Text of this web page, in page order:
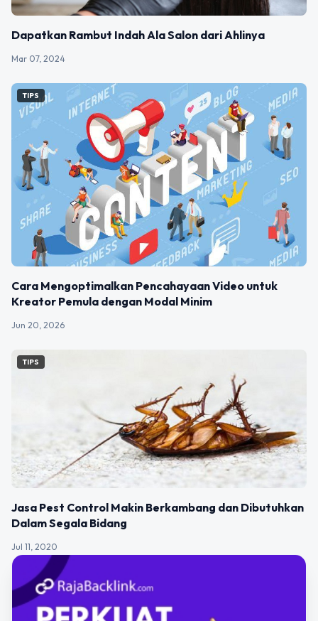
Dapatkan Rambut Indah Ala Salon dari Ahlinya
Mar 07, 2024
TIPS
Cara Mengoptimalkan Pencahayaan Video untuk
Kreator Pemula dengan Modal Minim
Jun 20, 2026
TIPS
Jasa Pest Control Makin Berkambang dan Dibutuhkan
Dalam Segala Bidang
Jul 11, 2020